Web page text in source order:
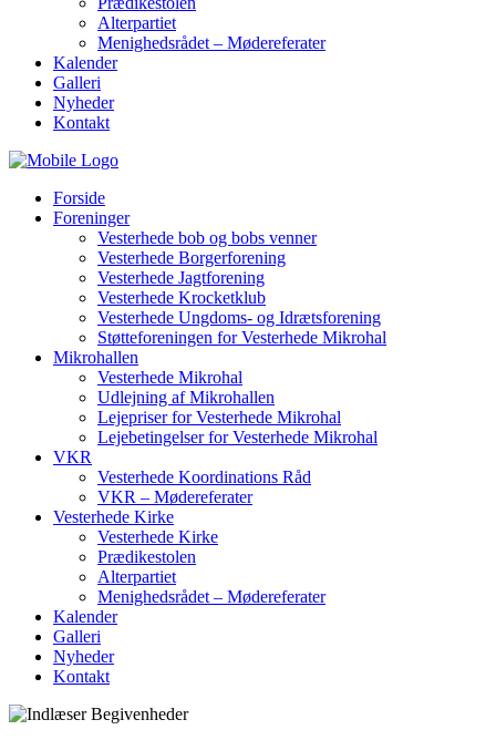
Alterpartiet
Menighedsrådet – Mødereferater
Kalender
Galleri
Nyheder
Kontakt
Forside
Foreninger
Vesterhede bob og bobs venner
Vesterhede Borgerforening
Vesterhede Jagtforening
Vesterhede Krocketklub
Vesterhede Ungdoms- og Idrætsforening
Støtteforeningen for Vesterhede Mikrohal
Mikrohallen
Vesterhede Mikrohal
Udlejning af Mikrohallen
Lejepriser for Vesterhede Mikrohal
Lejebetingelser for Vesterhede Mikrohal
VKR
Vesterhede Koordinations Råd
VKR – Mødereferater
Vesterhede Kirke
Vesterhede Kirke
Prædikestolen
Alterpartiet
Menighedsrådet – Mødereferater
Kalender
Galleri
Nyheder
Kontakt